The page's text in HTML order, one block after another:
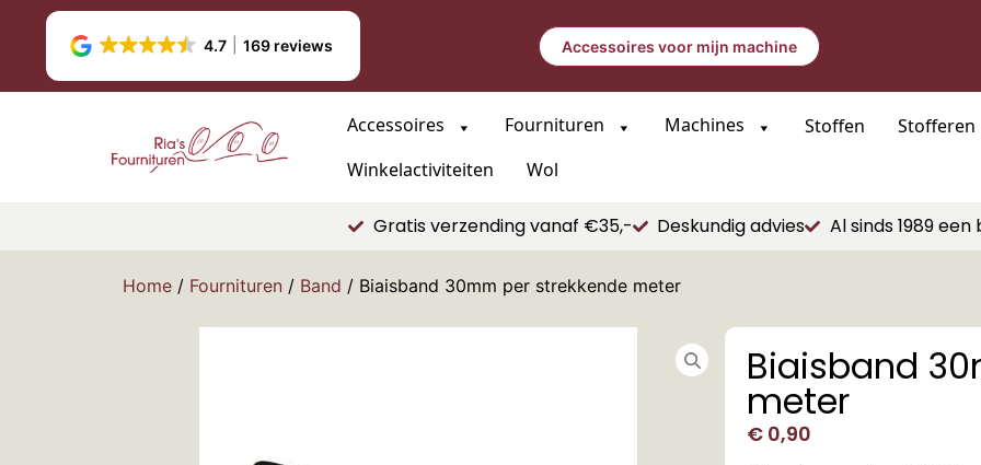
4.7 169 reviews Accessoires voor mijn machine
Accessoires Fournituren Machines Stoffen
Stofferen
Winkelactiviteiten
Wol
Gratis verzending vanaf €35,- Deskundig advies Al sinds 1989
Home / Fournituren / Band / Biaisband 30mm per strekkende meter
Biaisband
meter
€0,90